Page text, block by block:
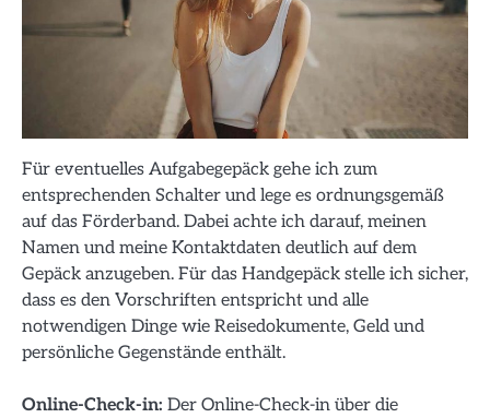
Für eventuelles Aufgabegepäck gehe ich zum
entsprechenden Schalter und lege es ordnungsgemäß
auf das Förderband. Dabei achte ich darauf, meinen
Namen und meine Kontaktdaten deutlich auf dem
Gepäck anzugeben. Für das Handgepäck stelle ich sicher,
dass es den Vorschriften entspricht und alle
notwendigen Dinge wie Reisedokumente, Geld und
persönliche Gegenstände enthält.
Online-Check-in: Der Online-Check-in über die